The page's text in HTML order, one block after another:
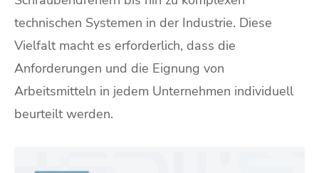
technischen Systemen in der Industrie. Diese
Vielfalt macht es erforderlich, dass die
Anforderungen und die Eignung von
Arbeitsmitteln in jedem Unternehmen individuell
beurteilt werden.